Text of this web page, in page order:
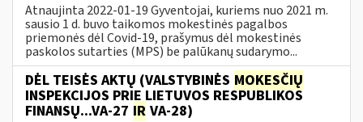
Atnaujinta 2022-01-19 Gyventojai, kuriems nuo 2021 m.
sausio 1 d. buvo taikomos mokestinės pagalbos
priemonės dėl Covid-19, prašymus dėl mokestinės
paskolos sutarties (MPS) be palūkanų sudarymo...
DĖL TEISĖS AKTŲ (VALSTYBINĖS MOKESČIŲ
INSPEKCIJOS PRIE LIETUVOS RESPUBLIKOS
FINANSŲ...VA-27 IR VA-28)